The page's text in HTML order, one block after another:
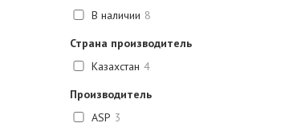
В наличии 8
Страна производитель
Казахстан 4
Производитель
ASP 3